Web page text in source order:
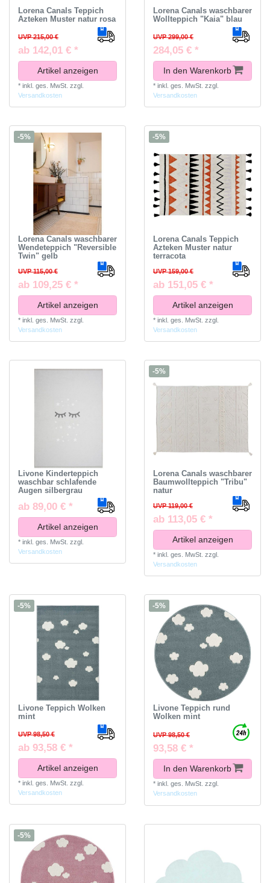
Lorena Canals Teppich
Azteken Muster natur rosa
UVP 215,00 €
ab 142,01 € *
Artikel anzeigen
* inkl. ges. MwSt. zzgl.
Versandkosten
Lorena Canals waschbarer
Wollteppich "Kaia" blau
UVP 299,00 €
284,05 € *
In den Warenkorb
* inkl. ges. MwSt. zzgl.
Versandkosten
-5%
Lorena Canals waschbarer
Wendeteppich "Reversible
Twin" gelb
UVP 115,00 €
ab 109,25 € *
Artikel anzeigen
* inkl. ges. MwSt. zzgl.
Versandkosten
-5%
Lorena Canals Teppich
Azteken Muster natur
terracota
UVP 159,00 €
ab 151,05 € *
Artikel anzeigen
* inkl. ges. MwSt. zzgl.
Versandkosten
Livone Kinderteppich
waschbar schlafende
Augen silbergrau
ab 89,00 € *
Artikel anzeigen
* inkl. ges. MwSt. zzgl.
Versandkosten
-5%
Lorena Canals waschbarer
Baumwollteppich "Tribu"
natur
UVP 119,00 €
ab 113,05 € *
Artikel anzeigen
* inkl. ges. MwSt. zzgl.
Versandkosten
-5%
Livone Teppich Wolken
mint
UVP 98,50 €
ab 93,58 € *
Artikel anzeigen
* inkl. ges. MwSt. zzgl.
Versandkosten
-5%
Livone Teppich rund
Wolken mint
UVP 98,50 €
93,58 € *
In den Warenkorb
* inkl. ges. MwSt. zzgl.
Versandkosten
-5%